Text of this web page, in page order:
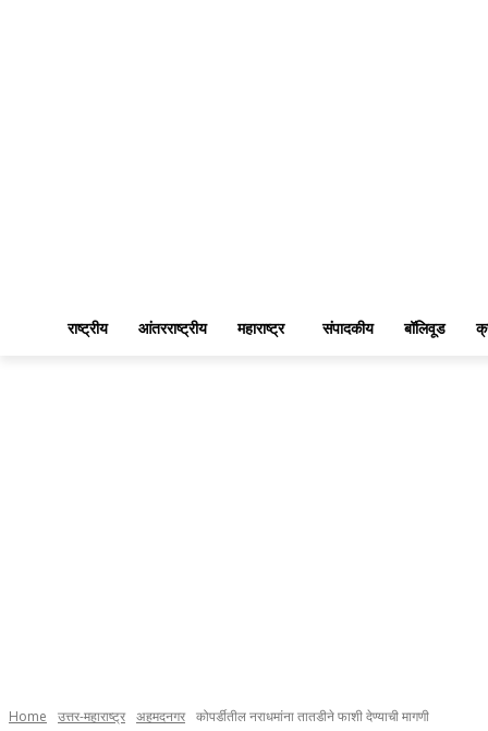
राष्ट्रीय आंतरराष्ट्रीय महाराष्ट्र संपादकीय बॉलिवूड
Home उत्तर-महाराष्ट्र अहमदनगर कोपर्डीतील नराधमांना तातडीने फाशी देण्याची मागणी